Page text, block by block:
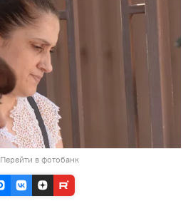
Перейти в фотобанк